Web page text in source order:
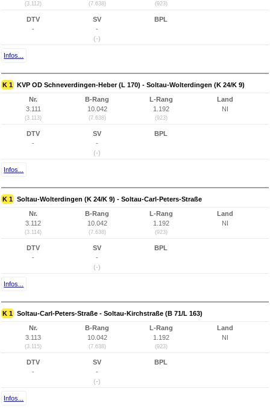
(3.112) (7.638) (923)
DTV
-
SV
-
(-)
BPL
Infos...
K 1 KVP OD Schneverdingen-Heber (L 170) - Soltau-Wolterdingen (K 24/K 9)
Nr.
3.111
(3.113)
B-Rang
10.042
(7.638)
L-Rang
1.192
(923)
Land
NI
DTV
-
SV
-
(-)
BPL
Infos...
K 1 Soltau-Wolterdingen (K 24/K 9) - Soltau-Carl-Peters-Straße
Nr.
3.112
(3.114)
B-Rang
10.042
(7.638)
L-Rang
1.192
(923)
Land
NI
DTV
-
SV
-
(-)
BPL
Infos...
K 1 Soltau-Carl-Peters-Straße - Soltau-Kirchstraße (B 71/L 163)
Nr.
3.113
(3.115)
B-Rang
10.042
(7.638)
L-Rang
1.192
(923)
Land
NI
DTV
-
SV
-
(-)
BPL
Infos...